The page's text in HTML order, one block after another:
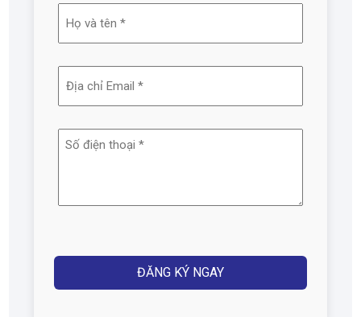
tên
(Required)
email
(Required)
Số